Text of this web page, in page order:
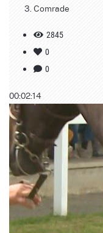
Comrade
2845
0
0
00:02:14